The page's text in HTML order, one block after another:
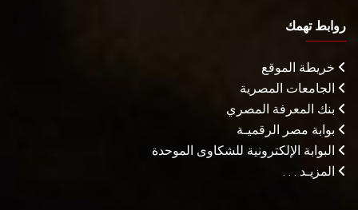
روابط تهمك
خريطة الموقع
الجامعات المصرية
بنك المعرفة المصري
بوابة مصر الرقميـة
البوابة الإلكترونية للشكاوى الموحدة
المزيـد . . .